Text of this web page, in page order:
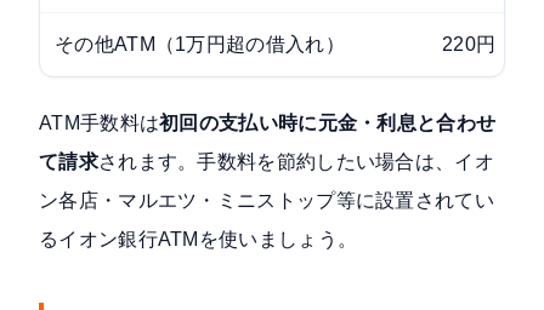
その他ATM（1万円超の借入れ） 220円
ATM手数料は初回の支払い時に元金・利息と合わせ
て請求されます。手数料を節約したい場合は、イオ
ン各店・マルエツ・ミニストップ等に設置されてい
るイオン銀行ATMを使いましょう。